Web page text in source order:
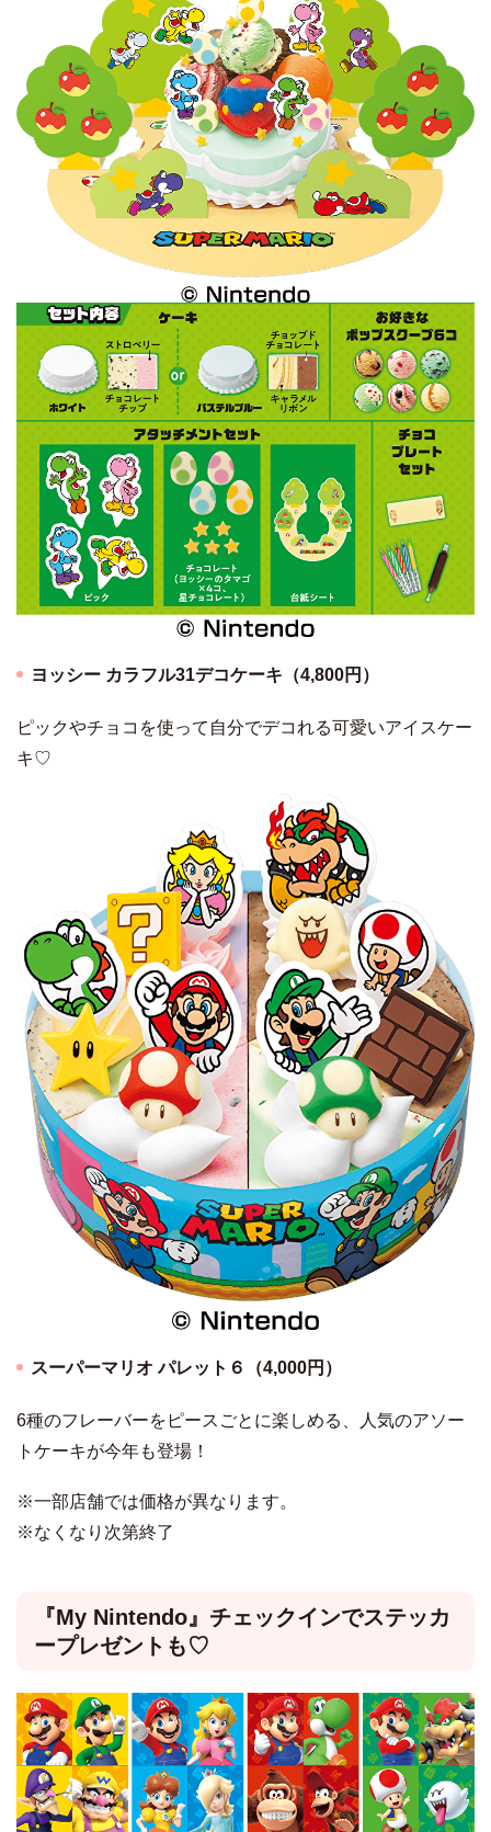
ヨッシー カラフル31デコケーキ（4,800円）
ピックやチョコを使って自分でデコれる可愛いアイスケー
キ♡
スーパーマリオ パレット６（4,000円）
6種のフレーバーをピースごとに楽しめる、人気のアソー
トケーキが今年も登場！
※一部店舗では価格が異なります。
※なくなり次第終了
『My Nintendo』チェックインでステッカ
ープレゼントも♡